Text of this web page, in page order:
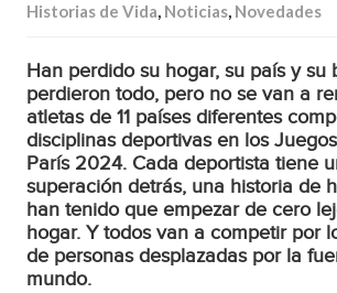
Historias de Vida, Noticias, Novedades
Han perdido su hogar, su país y su
perdieron todo, pero no se van a
atletas de 11 países diferentes
disciplinas deportivas en los
París 2024. Cada deportista tiene
superación detrás, una historia de
han tenido que empezar de cero
hogar. Y todos van a competir por
de personas desplazadas por la
mundo.